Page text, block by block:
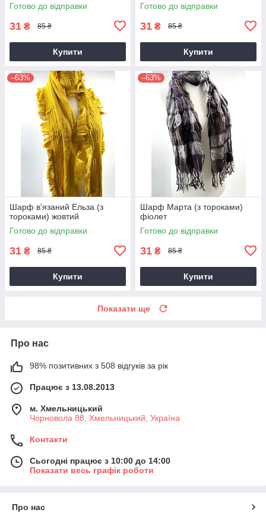
Готово до відправки
31 ₴ 85 ₴
Купити
Готово до відправки
31 ₴ 85 ₴
Купити
–63%
Шарф в'язаний Ельза (з
тороками) жовтий
Готово до відправки
31 ₴ 85 ₴
Купити
–63%
Шарф Марта (з тороками)
фіолет
Готово до відправки
31 ₴ 85 ₴
Купити
Показати ще
Про нас
98% позитивних з 508 відгуків за рік
Працює з 13.08.2013
м. Хмельницький
Чорновола 88, Хмельницький, Україна
Контакти
Сьогодні працює з 10:00 до 14:00
Показати весь графік роботи
Про нас